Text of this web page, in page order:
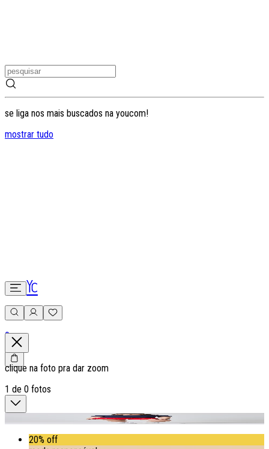
se liga nos mais buscados na youcom!
mostrar tudo
0
clique na foto pra dar zoom
1 de 0 fotos
20% off